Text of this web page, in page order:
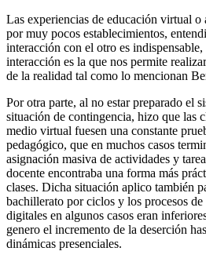
Las experiencias de educación virtual o
por muy pocos establecimientos,
interacción con el otro es indispensable,
interacción es la que nos permite
de la realidad tal como lo mencionan
Por otra parte, al no estar preparado el
situación de contingencia, hizo que las
medio virtual fuesen una constante
pedagógico, que en muchos casos
asignación masiva de actividades y
docente encontraba una forma más
clases. Dicha situación aplico también
bachillerato por ciclos y los procesos
digitales en algunos casos eran
genero el incremento de la deserción
dinámicas presenciales.